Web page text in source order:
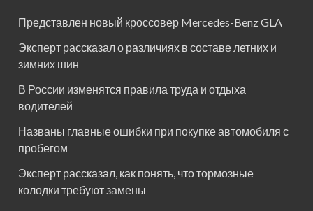
Представлен новый кроссовер Mercedes-Benz GLA
Эксперт рассказал о различиях в составе летних и
зимних шин
В России изменятся правила труда и отдыха
водителей
Названы главные ошибки при покупке автомобиля с
пробегом
Эксперт рассказал, как понять, что тормозные
колодки требуют замены